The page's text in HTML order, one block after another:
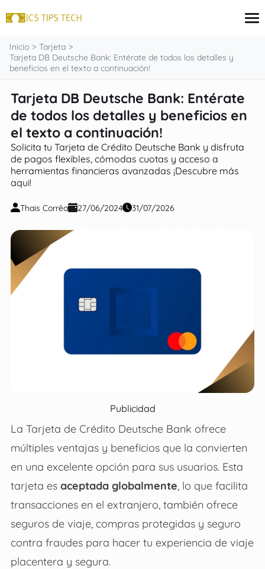
Inversiones
seguros
Finanzas
Hipoteca
Inicio
Tarjeta
Tarjeta DB Deutsche Bank: Entérate de todos los detalles y
beneficios en el texto a continuación!
Tarjeta DB Deutsche Bank: Entérate
de todos los detalles y beneficios en
el texto a continuación!
Solicita tu Tarjeta de Crédito Deutsche Bank y disfruta
de pagos flexibles, cómodas cuotas y acceso a
herramientas financieras avanzadas ¡Descubre más
aqui!
Thais Corrêa 27/06/2024 31/07/2026
Publicidad
La Tarjeta de Crédito Deutsche Bank ofrece
múltiples ventajas y beneficios que la convierten
en una excelente opción para sus usuarios. Esta
tarjeta es aceptada globalmente , lo que facilita
transacciones en el extranjero, también ofrece
seguros de viaje, compras protegidas y seguro
contra fraudes para hacer tu experiencia de viaje
placentera y segura.